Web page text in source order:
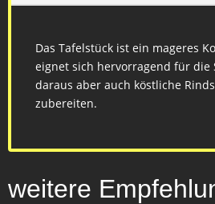
Das Tafelstück ist ein mageres
eignet sich hervorragend für die
daraus aber auch köstliche
zubereiten.
weitere